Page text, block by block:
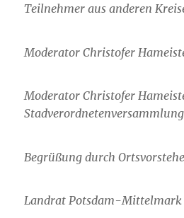
Teilnehmer aus anderen
Moderator Christofer
Moderator Christofer
Begrüßung durch
Landrat Potsdam-